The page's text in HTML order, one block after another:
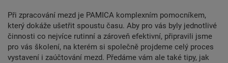
Při zpracování mezd je PAMICA komplexním pomocníkem,
který dokáže ušetřit spoustu času. Aby pro vás byly jednotlivé
činnosti co nejvíce rutinní a zároveň efektivní, připravili jsme
pro vás školení, na kterém si společně projdeme celý proces
vystavení i zaúčtování mezd. Předáme vám ale také tipy, jak